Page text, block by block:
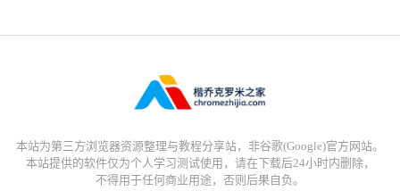
本站为第三方浏览器资源整理与教程分享站，非谷歌(Google)官方网站。
本站提供的软件仅为个人学习测试使用，请在下载后24小时内删除，
不得用于任何商业用途，否则后果自负。